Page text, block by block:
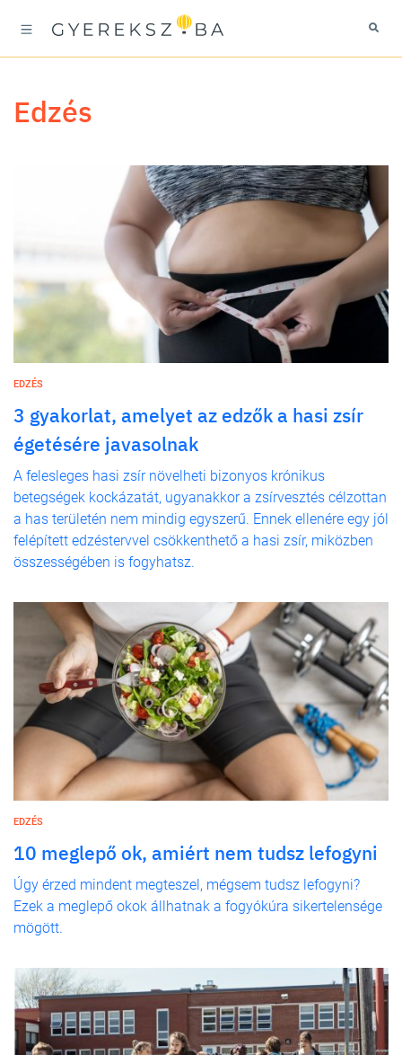
edzés
EDZÉS
3 gyakorlat, amelyet az edzők a hasi zsír
égetésére javasolnak
A felesleges hasi zsír növelheti bizonyos krónikus
betegségek kockázatát, ugyanakkor a zsírvesztés célzottan
a has területén nem mindig egyszerű. Ennek ellenére egy jól
felépített edzéstervvel csökkenthető a hasi zsír, miközben
összességében is fogyhatsz.
EDZÉS
10 meglepő ok, amiért nem tudsz lefogyni
Úgy érzed mindent megteszel, mégsem tudsz lefogyni?
Ezek a meglepő okok állhatnak a fogyókúra sikertelensége
mögött.